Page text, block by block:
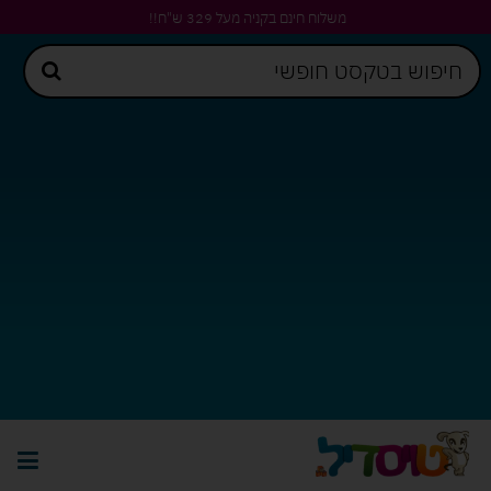
משלוח חינם בקניה מעל 329 ש"ח!!